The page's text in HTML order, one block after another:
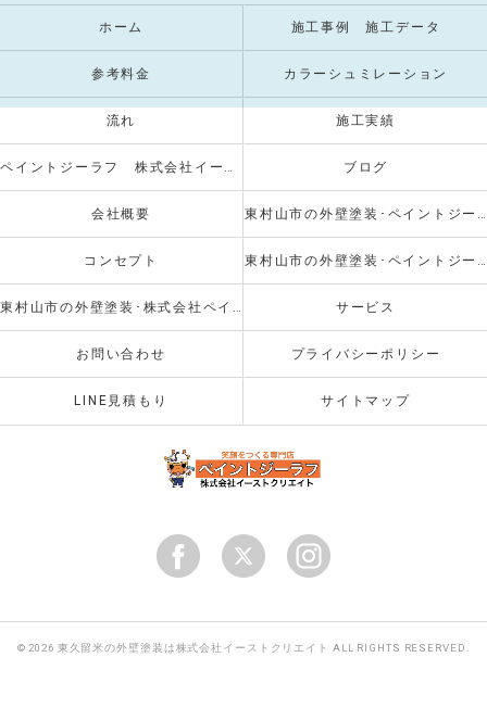
ホーム 施工事例 施工データ
参考料金 カラーシュミレーション
流れ 施工実績
ペイントジーラフ 株式会社イーストクリエイト ブログ
会社概要 東村山市の外壁塗装･ペイントジーラフの口コミ情報
コンセプト 東村山市の外壁塗装･ペイントジーラフのお客様の声
東村山市の外壁塗装･株式会社ペイントジーラフの評判 サービス
お問い合わせ プライバシーポリシー
LINE見積もり サイトマップ
© 2026 東久留米の外壁塗装は株式会社イーストクリエイト ALL RIGHTS RESERVED.